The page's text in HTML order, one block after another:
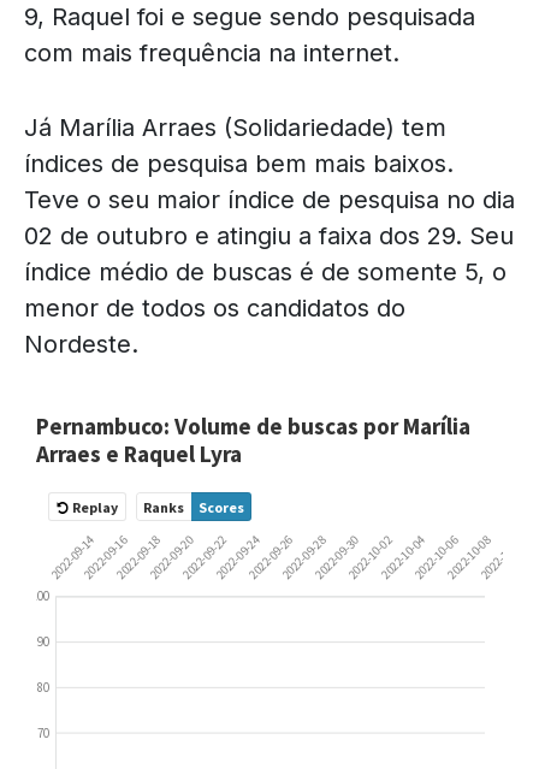
9, Raquel foi e segue sendo pesquisada
com mais frequência na internet.
Já Marília Arraes (Solidariedade) tem
índices de pesquisa bem mais baixos.
Teve o seu maior índice de pesquisa no dia
02 de outubro e atingiu a faixa dos 29. Seu
índice médio de buscas é de somente 5, o
menor de todos os candidatos do
Nordeste.